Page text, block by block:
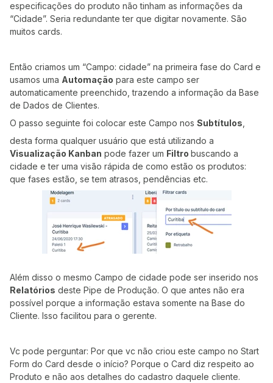
especificações do produto não tinham as informações da
“Cidade”. Seria redundante ter que digitar novamente. São
muitos cards.
Então criamos um “Campo: cidade” na primeira fase do Card e
usamos uma Automação para este campo ser
automaticamente preenchido, trazendo a informação da Base
de Dados de Clientes.
O passo seguinte foi colocar este Campo nos Subtítulos
desta forma qualquer usuário que está utilizando a
Visualização Kanban pode fazer um Filtro buscando a
cidade e ter uma visão rápida de como estão os produtos:
que fases estão, se tem atrasos, pendências etc.
Além disso o mesmo Campo de cidade pode ser inserido nos
Relatórios deste Pipe de Produção. O que antes não era
possível porque a informação estava somente na Base do
Cliente. Isso facilitou para o gerente.
Vc pode perguntar: Por que vc não criou este campo no Start
Form do Card desde o início? Porque o Card diz respeito ao
Produto e não aos detalhes do cadastro daquele cliente.